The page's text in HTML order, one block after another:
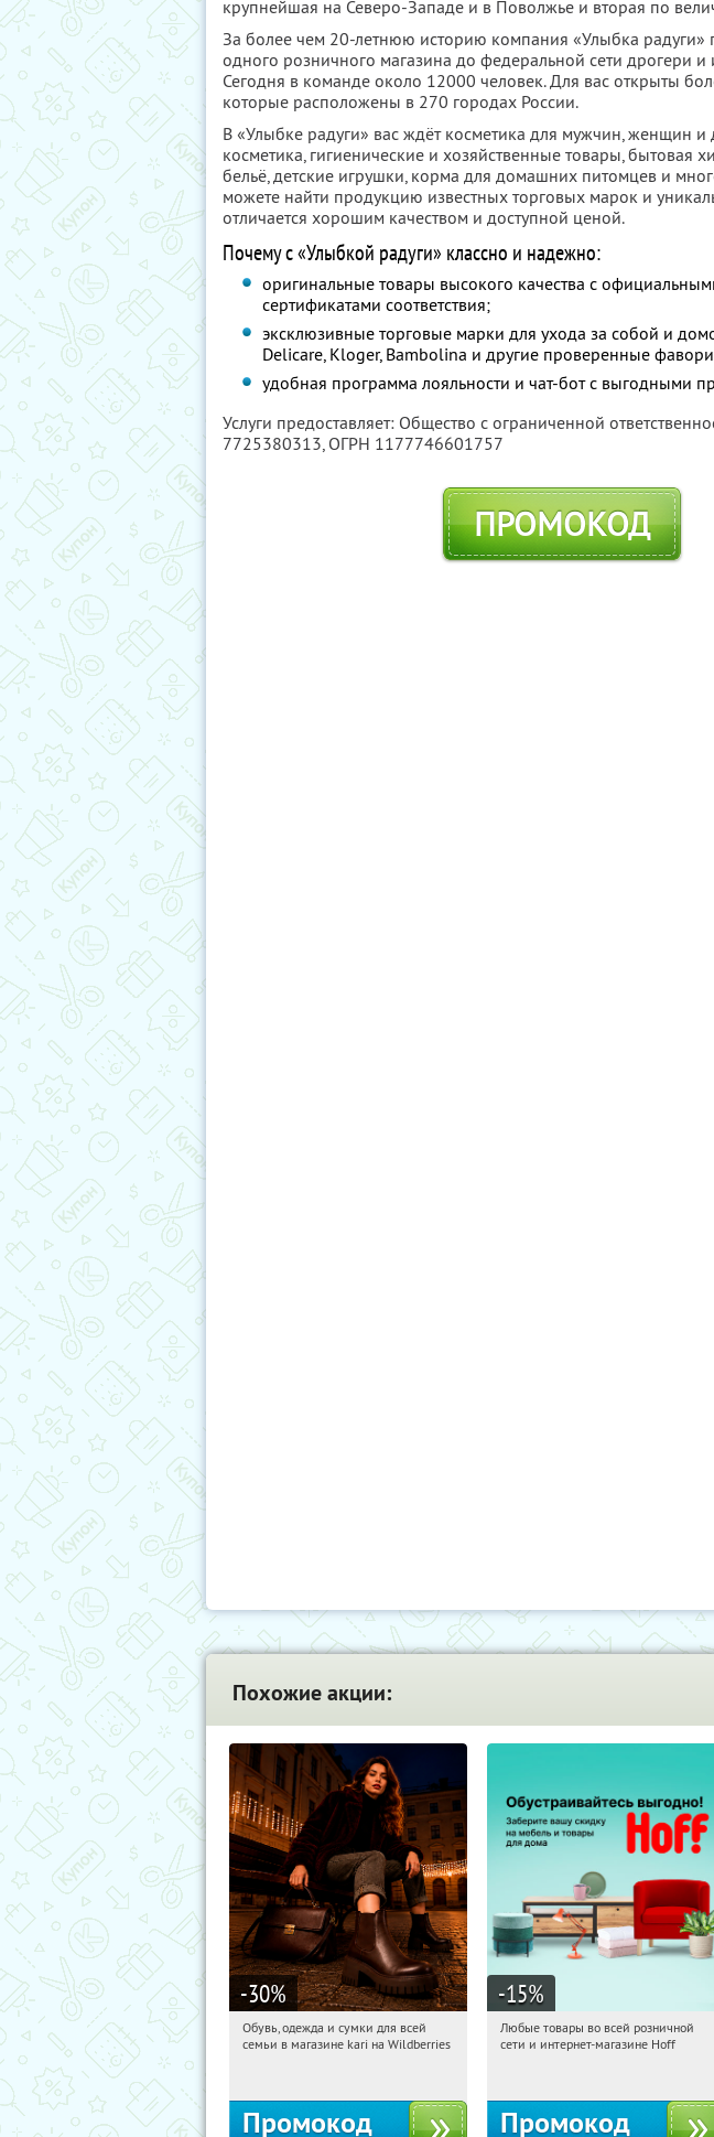
крупнейшая на Северо-Западе и в Поволжье и вторая по
За более чем 20-летнюю историю компания «Улыбка радуги»
одного розничного магазина до федеральной сети дрогери и
Сегодня в команде около 12000 человек. Для вас открыты
которые расположены в 270 городах России.
В «Улыбке радуги» вас ждёт косметика для мужчин, женщин и
косметика, гигиенические и хозяйственные товары, бытовая
бельё, детские игрушки, корма для домашних питомцев и
можете найти продукцию известных торговых марок и
отличается хорошим качеством и доступной ценой.
Почему с «Улыбкой радуги» классно и надежно:
оригинальные товары высокого качества с
сертификатами соответствия;
эксклюзивные торговые марки для ухода за собой и
Delicare, Kloger, Bambolina и другие проверенные
удобная программа лояльности и чат-бот с выгодными
Услуги предоставляет: Общество с ограниченной
7725380313, ОГРН 1177746601757
ПРОМОКОД
Похожие акции:
-30%
11:21:33 Получили:
Обувь, одежда и сумки для всей
семьи в магазине kari на Wildberries
Промокод
-15%
11:21:33 Получили:
Любые товары во всей розничной
сети и интернет-магазине Hoff
Промокод